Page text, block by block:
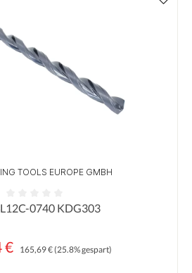
TOOLS EUROPE GMBH
von 0 von 5 Sternen
0740 KDG303
€ 165,69 €(25.8% gespart)